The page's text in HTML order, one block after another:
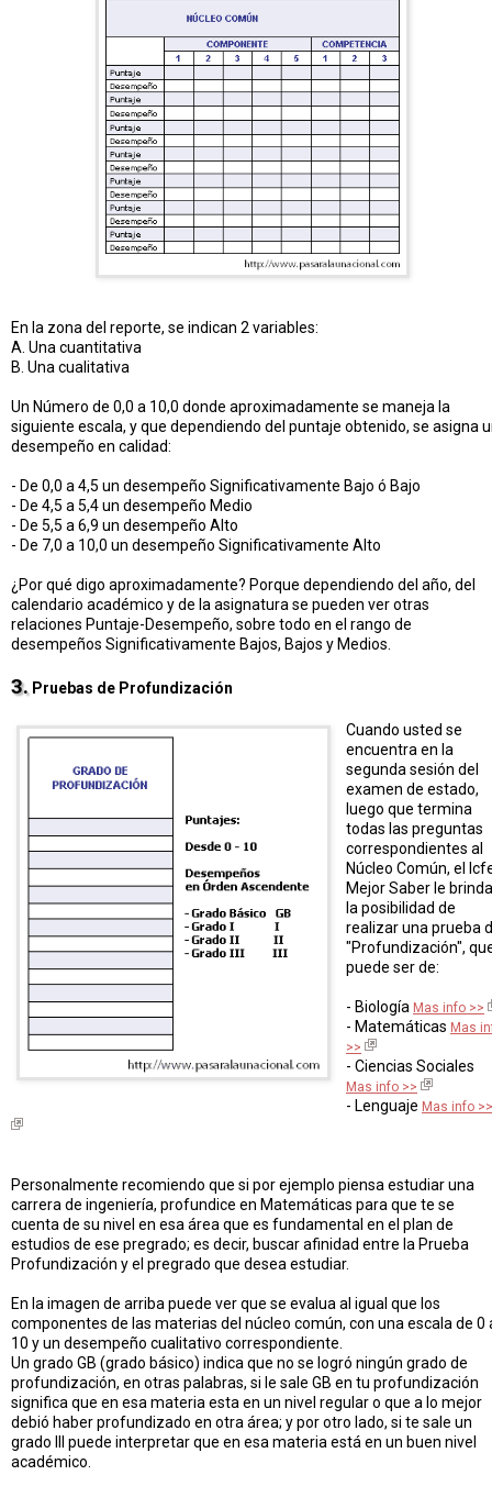
En la zona del reporte, se indican 2 variables:
A. Una cuantitativa
B. Una cualitativa
Un Número de 0,0 a 10,0 donde aproximadamente se maneja la
siguiente escala, y que dependiendo del puntaje obtenido, se asigna
desempeño en calidad:
- De 0,0 a 4,5 un desempeño Significativamente Bajo ó Bajo
- De 4,5 a 5,4 un desempeño Medio
- De 5,5 a 6,9 un desempeño Alto
- De 7,0 a 10,0 un desempeño Significativamente Alto
¿Por qué digo aproximadamente? Porque dependiendo del año, del
calendario académico y de la asignatura se pueden ver otras
relaciones Puntaje-Desempeño, sobre todo en el rango de
desempeños Significativamente Bajos, Bajos y Medios.
3. Pruebas de Profundización
Cuando usted se
encuentra en la
segunda sesión del
examen de estado,
luego que termina
todas las preguntas
correspondientes al
Núcleo Común, el
Mejor Saber le brinda
la posibilidad de
realizar una prueba
"Profundización",
puede ser de:
- Biología Mas info >>
- Matemáticas Mas
>>
- Ciencias Sociales
Mas info >>
- Lenguaje Mas info >>
Personalmente recomiendo que si por ejemplo piensa estudiar una
carrera de ingeniería, profundice en Matemáticas para que te se
cuenta de su nivel en esa área que es fundamental en el plan de
estudios de ese pregrado; es decir, buscar afinidad entre la Prueba
Profundización y el pregrado que desea estudiar.
En la imagen de arriba puede ver que se evalua al igual que los
componentes de las materias del núcleo común, con una escala de 0
10 y un desempeño cualitativo correspondiente.
Un grado GB (grado básico) indica que no se logró ningún grado de
profundización, en otras palabras, si le sale GB en tu profundización
significa que en esa materia esta en un nivel regular o que a lo mejor
debió haber profundizado en otra área; y por otro lado, si te sale un
grado III puede interpretar que en esa materia está en un buen nivel
académico.